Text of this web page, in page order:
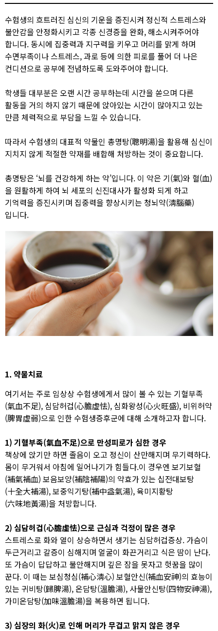
수험생의 흐트러진 심신의 기운을 증진시켜 정신적 스트레스와
불안감을 안정화시키고 각종 신경증을 완화, 해소시켜주어야
합니다. 동시에 집중력과 지구력을 키우고 머리를 맑게 하며
수면부족이나 스트레스, 과로 등에 의한 피로를 풀어 더 나은
컨디션으로 공부에 전념하도록 도와주어야 합니다.​
학생들 대부분은 오랜 시간 공부하는데 시간을 쏟으며 다른
활동을 거의 하지 않기 때문에 앉아있는 시간이 많아지고 있는
만큼 체력적으로 부담을 느낄 수 있습니다.​
따라서 수험생의 대표적 약물인 총명탕(聰明湯)을 활용해 심신이
지치지 않게 적절한 약재를 배합해 처방하는 것이 중요합니다.​
총명탕은 ‘뇌를 건강하게 하는 약’입니다. 이 약은 기(氣)와 혈(血)
을 원활하게 하여 뇌 세포의 신진대사가 활성화 되게 하고
기억력을 증진시키며 집중력을 향상시키는 청뇌약(淸腦藥)
입니다.
1. 약물치료
여기서는 주로 임상상 수험생에게서 많이 볼 수 있는 기혈부족
(氣血不足), 심담허겁(心膽虛怯), 심화왕성(心火旺盛), 비위허약
(脾胃虛弱)으로 인한 수험생증후군에 대해 소개하고자 합니다. ​
1) 기혈부족(氣血不足)으로 만성피로가 심한 경우
책상에 앉기만 하면 졸음이 오고 정신이 산만해지며 무기력하다.
몸이 무거워서 아침에 일어나기가 힘들다.이 경우엔 보기보혈
(補氣補血) 보음보양(補陰補陽)의 약효가 있는 십전대보탕
(十全大補湯), 보중익기탕(補中益氣湯), 육미지황탕
(六味地黃湯)을 처방합니다.​
2) 심담허겁(心膽虛怯)으로 근심과 걱정이 많은 경우
스트레스로 화와 열이 상승하면서 생기는 심담허겁증상. 가슴이
두근거리고 갈증이 심해지며 얼굴이 화끈거리고 식은 땀이 난다.
또 가슴이 답답하고 불안해지며 깊은 잠을 못자고 헛꿈을 많이
꾼다. 이 때는 보심청심(補心淸心) 보혈안신(補血安神)의 효능이
있는 귀비탕(歸脾湯), 온담탕(溫膽湯), 사물안신탕(四物安神湯),
가미온담탕(加味溫膽湯)을 복용하면 됩니다.​
3) 심장의 화(火)로 인해 머리가 무겁고 맑지 않은 경우